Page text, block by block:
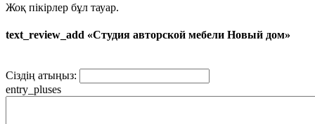
Жоқ пікірлер бұл тауар.
text_review_add «Студия авторской мебели Новый дом»
Сіздің атыңыз:
entry_pluses